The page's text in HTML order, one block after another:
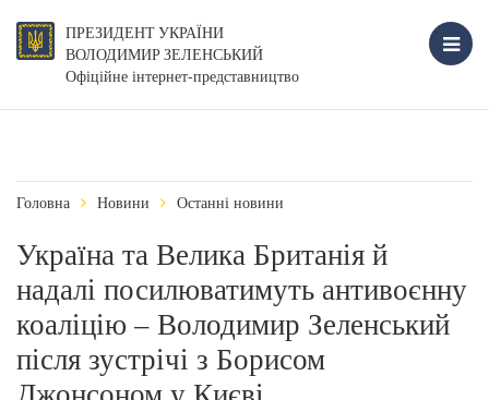
ПРЕЗИДЕНТ УКРАЇНИ
ВОЛОДИМИР ЗЕЛЕНСЬКИЙ
Офіційне інтернет-представництво
Головна Новини Останні новини
Україна та Велика Британія й
надалі посилюватимуть антивоєнну
коаліцію – Володимир Зеленський
після зустрічі з Борисом